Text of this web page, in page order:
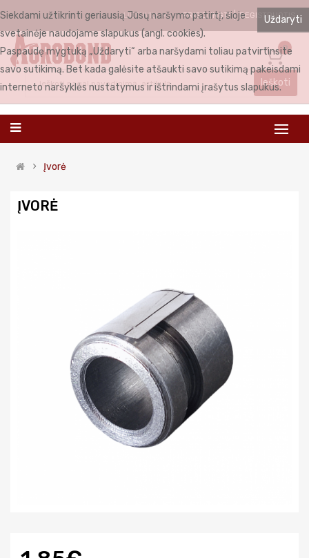
LIETUVIŲ PRISIJUNGTI REGISTRUOTIS
0
Ieškoti
Įvorė
ĮVORĖ
Uždaryti
Siekdami užtikrinti geriausią Jūsų naršymo patirtį, šioje
svetainėje naudojame slapukus (angl. cookies).
Paspaudę mygtuką „Uždaryti“ arba naršydami toliau patvirtinsite
savo sutikimą. Bet kada galėsite atšaukti savo sutikimą pakeisdami
interneto naršyklės nustatymus ir ištrindami įrašytus slapukus.